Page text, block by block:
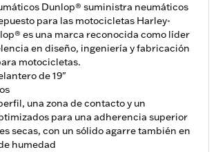
Dunlop® suministra neumáticos
para las motocicletas Harley-
es una marca reconocida como líder
en diseño, ingeniería y fabricación
motocicletas.
de 19"
una zona de contacto y un
para una adherencia superior
secas, con un sólido agarre también en
humedad